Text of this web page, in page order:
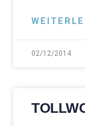
02/12/2014